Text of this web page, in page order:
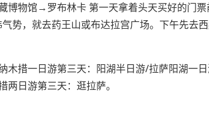
博物馆→罗布林卡 第一天拿着头天买好的门票
势，就去药王山或布达拉宫广场。下午先去
木措一日游第三天：阳湖半日游/拉萨阳湖一
日游第三天：逛拉萨。